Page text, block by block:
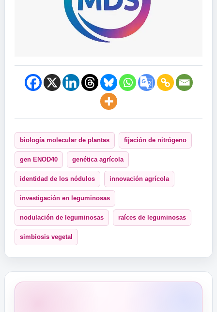
biología molecular de plantas fijación de nitrógeno
gen ENOD40 genética agrícola
identidad de los nódulos innovación agrícola
investigación en leguminosas
nodulación de leguminosas raíces de leguminosas
simbiosis vegetal